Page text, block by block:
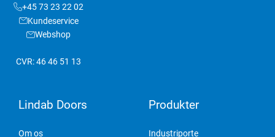
+45 73 23 22 02
Kundeservice
Webshop
CVR: 46 46 51 13
Lindab Doors
Om os
Produkter
Industriporte